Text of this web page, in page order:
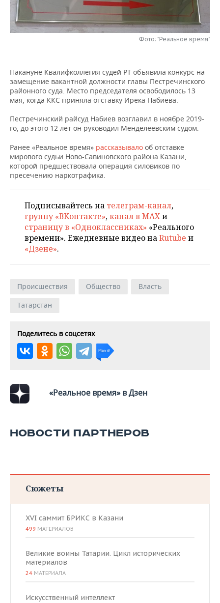
НЕФТЕХИМИЯ
НЕФТЬ
ЭНЕРГЕТИКА
РОЗНИЧНАЯ ТОРГОВЛЯ
НОВОСТИ ТЕХНОЛОГИЙ
ТЕЛЕКОММУНИКАЦИИ
МЕРОПРИЯТИЯ
БИЗНЕС-БРАНЧИ
ОТКРЫТАЯ ЛЕКЦИЯ
ФУТБОЛ
БАСКЕТБОЛ
ВОЛЕЙБОЛ
КИБЕРСПОРТ
ВОДНЫЕ ВИДЫ СПОРТА
ХОККЕЙ С МЯЧОМ
НОВОСТИ ОБЩЕСТВА
ИНФРАСТРУКТУРА
ИСТОРИЯ
КУЛЬТУРА
ОБРАЗОВАНИЕ
ПРОИСШЕСТВИЯ
ФОТОГАЛЕРЕЯ
СПРАВОЧНИК
СПИСОК ПЕРСОН
СПИСОК КОМПАНИЙ
ПОЛНАЯ ВЕРСИЯ
Фото: "Реальное время"
Накануне Квалифколлегия судей РТ объявила конкурс на
замещение вакантной должности главы Пестречинского
районного суда. Место председателя освободилось 13
мая, когда ККС приняла отставку Ирека Набиева.
Пестречинский райсуд Набиев возглавил в ноябре 2019-
го, до этого 12 лет он руководил Менделеевским судом.
Ранее «Реальное время» рассказывало об отставке
мирового судьи Ново-Савиновского района Казани,
которой предшествовала операция силовиков по
пресечению наркотрафика.
Подписывайтесь на телеграм-канал,
группу «ВКонтакте»,канал в MAXи
страницу в «Одноклассниках» «Реального
времени». Ежедневные видео наRutube и
«Дзене».
Происшествия Общество
Власть
Татарстан
Поделитесь в соцсетях
«Реальное время» в Дзен
НОВОСТИ ПАРТНЕРОВ
Сюжеты
XVI саммит БРИКС в Казани
499 МАТЕРИАЛОВ
Великие воины Татарии. Цикл исторических
материалов
24 МАТЕРИАЛА
Искусственный интеллект